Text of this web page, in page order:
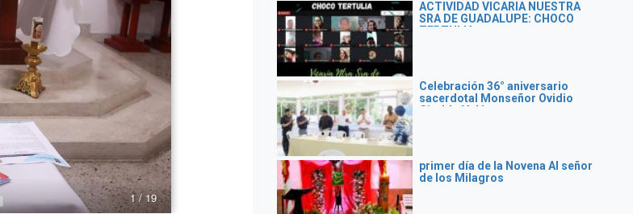
1 / 19
ACTIVIDAD VICARIA NUESTRA
SRA DE GUADALUPE: CHOCO
TERTULIA
Celebración 36° aniversario
sacerdotal Monseñor Ovidio
Giraldo Velásquez
primer día de la Novena Al señor
de los Milagros